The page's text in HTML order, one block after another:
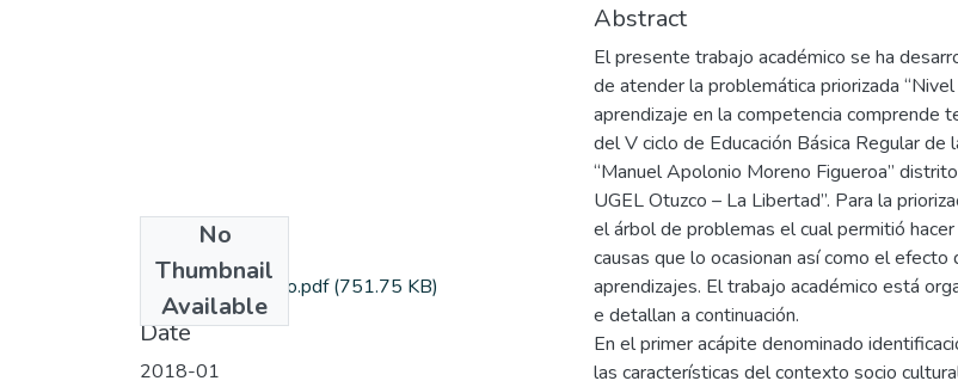
No
Thumbnail
Available
guzmánv_guillermo.pdf(751.75 KB)
Date
2018-01
Abstract
El presente trabajo académico se ha
de atender la problemática priorizada
aprendizaje en la competencia comprende
del V ciclo de Educación Básica Regular
“Manuel Apolonio Moreno Figueroa”
UGEL Otuzco – La Libertad”. Para la
el árbol de problemas el cual permitió
causas que lo ocasionan así como el
aprendizajes. El trabajo académico está
e detallan a continuación.
En el primer acápite denominado
las características del contexto socio